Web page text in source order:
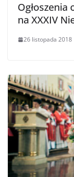
Ogłoszenia
na XXXIV
26 listopada 2018